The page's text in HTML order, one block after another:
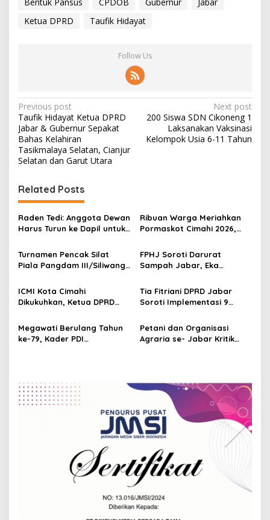
Ketua DPRD
Taufik Hidayat
Follow Us
P
o
s
t
a
v
i
a
i
o
n
Previous post
Taufik Hidayat Ketua DPRD
Jabar & Gubernur Sepakat
Bahas Kelahiran
Tasikmalaya Selatan, Cianjur
Selatan dan Garut Utara
Next post
200 Siswa SDN Cikoneng 1
Laksanakan Vaksinasi
Kelompok Usia 6-11 Tahun
Related Posts
Raden Tedi: Anggota Dewan
Harus Turun ke Dapil untuk
Pembangunan Jabar
Ribuan Warga Meriahkan
Pormaskot Cimahi 2026,
Olahraga Ketapel
Turnamen Pencak Silat
Piala Pangdam III/Siliwangi
dari Jabar dan Banten
FPHJ Soroti Darurat
Sampah Jabar, Eka
DAS
ICMI Kota Cimahi
Dikukuhkan, Ketua DPRD
Pentahelix untuk
Pembangunan
Tia Fitriani DPRD Jabar
Soroti Implementasi 9
Gubernur di Nagreg
Megawati Berulang Tahun
ke-79, Kader PDI
Petani dan Organisasi
Agraria se- Jabar Kritik